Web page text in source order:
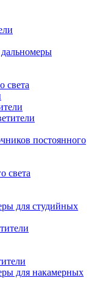
света
постоянного
света
для студийных
для накамерных